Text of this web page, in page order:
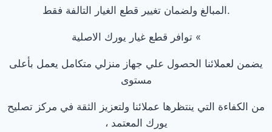
.المبالغ ولضمان تغيير قطع الغيار التالفة فقط
» توافر قطع غيار يورك الاصلية
يضمن لعملائنا الحصول علي جهاز منزلي متكامل يعمل بأعلى
مستوى
من الكفاءة التي ينتظرها عملائنا ولتعزيز الثقة في مركز تصليح
يورك المعتمد ،